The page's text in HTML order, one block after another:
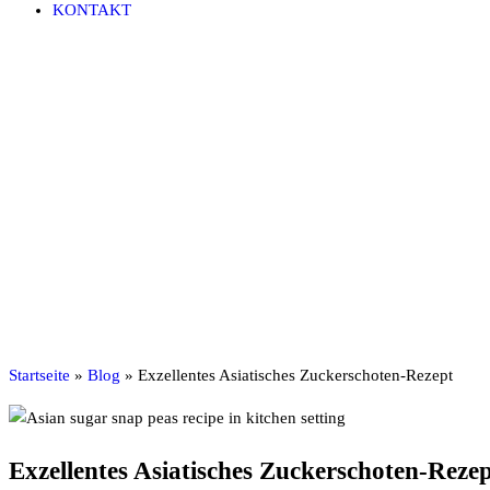
KONTAKT
Startseite » Blog » Exzellentes Asiatisches Zuckerschoten-Rezept
Exzellentes Asiatisches Zuckerschoten-